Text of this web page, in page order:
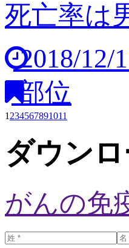
死亡率は
2018/12/
部位
1 234567891011
ダウン
がんの免